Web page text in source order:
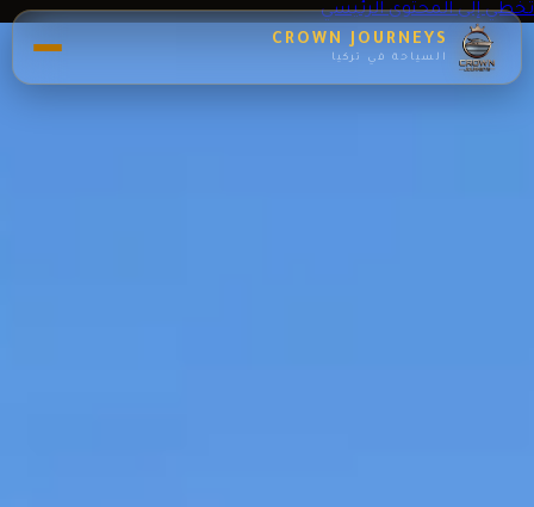
CROWN JOURNEYS
السياحة في تركيا
تخطي إلى المحتوى الرئيسي